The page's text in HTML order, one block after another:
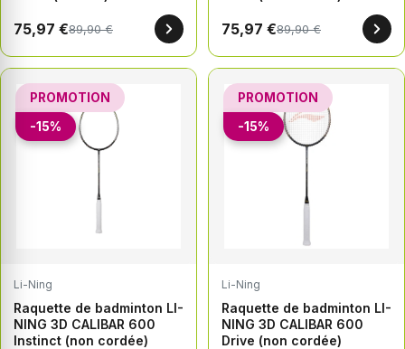
75,97 €89,90 € 75,97 €89,90 €
PROMOTION
-15%
Li-Ning
Raquette de badminton LI-
NING 3D CALIBAR 600
Instinct (non cordée)
PROMOTION
-15%
Li-Ning
Raquette de badminton LI-
NING 3D CALIBAR 600
Drive (non cordée)